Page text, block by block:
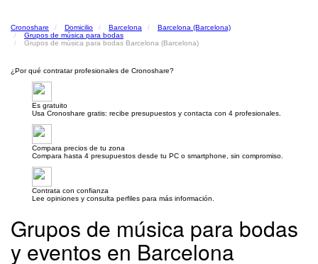
Cronoshare Domicilio Barcelona
Barcelona (Barcelona)
Grupos de música para bodas
Grupos de música para bodas Barcelona (Barcelona)
¿Por qué contratar profesionales de Cronoshare?
Es gratuito
Usa Cronoshare gratis: recibe presupuestos y contacta con 4 profesionales.
Compara precios de tu zona
Compara hasta 4 presupuestos desde tu PC o smartphone, sin compromiso.
Contrata con confianza
Lee opiniones y consulta perfiles para más información.
Grupos de música para bodas
y eventos en Barcelona